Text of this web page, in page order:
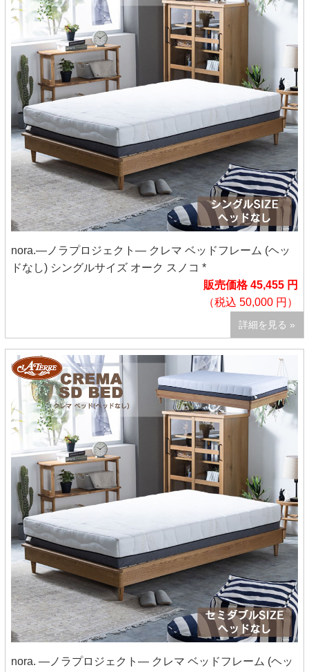
nora.―ノラプロジェクト― クレマ ベッドフレーム (ヘッ
ドなし) シングルサイズ オーク スノコ *
販売価格 45,455 円
（税込 50,000 円）
詳細を見る »
nora. ―ノラプロジェクト― クレマ ベッドフレーム (ヘッ